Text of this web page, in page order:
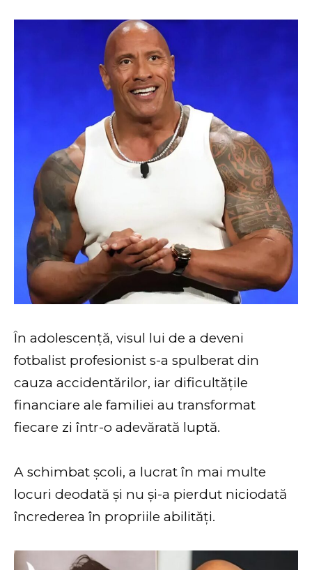
În adolescență, visul lui de a deveni
fotbalist profesionist s-a spulberat din
cauza accidentărilor, iar dificultățile
financiare ale familiei au transformat
fiecare zi într-o adevărată luptă.
A schimbat școli, a lucrat în mai multe
locuri deodată și nu și-a pierdut niciodată
încrederea în propriile abilități.